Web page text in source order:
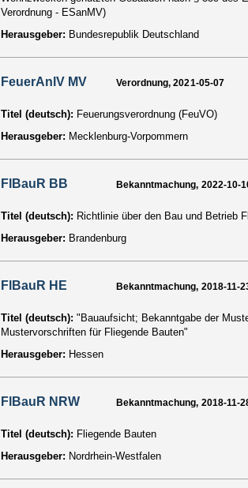
Verordnung - ESanMV)
Herausgeber: Bundesrepublik Deutschland
FeuerAnlV MV Verordnung, 2021-05-07
Titel (deutsch): Feuerungsverordnung (FeuVO)
Herausgeber: Mecklenburg-Vorpommern
FlBauR BB Bekanntmachung, 2022-10-
Titel (deutsch): Richtlinie über den Bau und Betrieb
Herausgeber: Brandenburg
FlBauR HE Bekanntmachung, 2018-11-
Titel (deutsch): "Bauaufsicht; Bekanntgabe der
Mustervorschriften für Fliegende Bauten"
Herausgeber: Hessen
FlBauR NRW Bekanntmachung, 2018-11-
Titel (deutsch): Fliegende Bauten
Herausgeber: Nordrhein-Westfalen